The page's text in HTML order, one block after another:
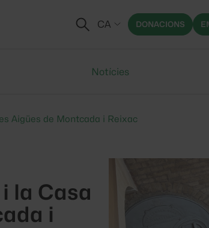
CA DONACIONS
Notícies
Aigües de Montcada i Reixac
la Casa
i